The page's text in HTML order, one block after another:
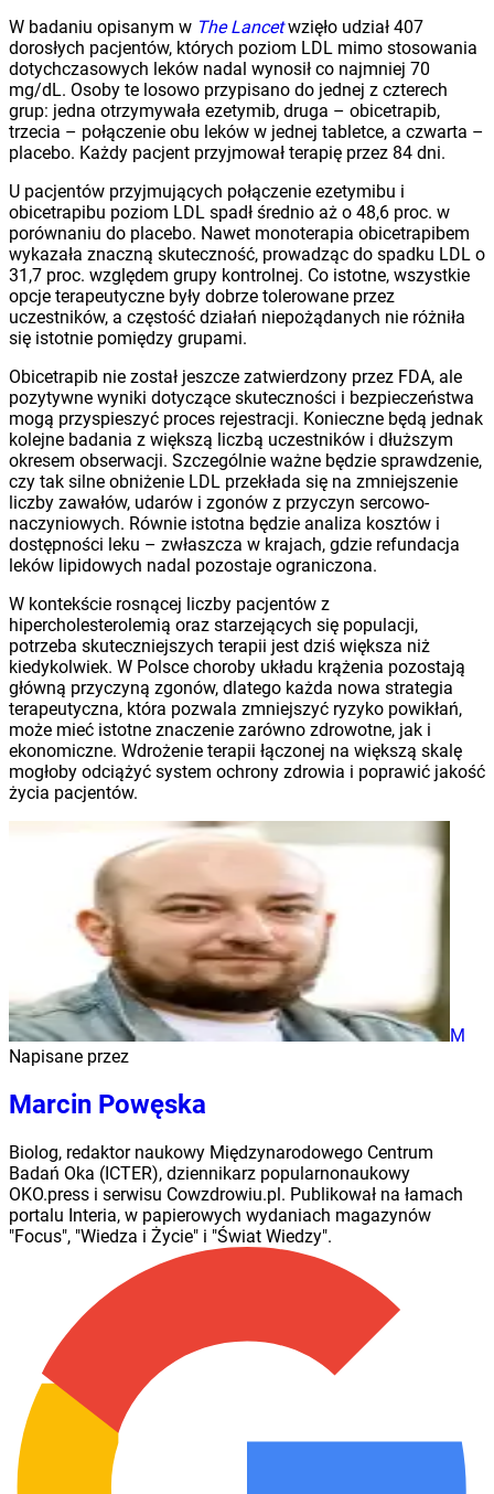
W badaniu opisanym w The Lancetwzięło udział 407
dorosłych pacjentów, których poziom LDL mimo stosowania
dotychczasowych leków nadal wynosił co najmniej 70
mg/dL. Osoby te losowo przypisano do jednej z czterech
grup: jedna otrzymywała ezetymib, druga – obicetrapib,
trzecia – połączenie obu leków w jednej tabletce, a czwarta –
placebo. Każdy pacjent przyjmował terapię przez 84 dni.
U pacjentów przyjmujących połączenie ezetymibu i
obicetrapibu poziom LDL spadł średnio aż o 48,6 proc. w
porównaniu do placebo. Nawet monoterapia obicetrapibem
wykazała znaczną skuteczność, prowadząc do spadku LDL o
31,7 proc. względem grupy kontrolnej. Co istotne, wszystkie
opcje terapeutyczne były dobrze tolerowane przez
uczestników, a częstość działań niepożądanych nie różniła
się istotnie pomiędzy grupami.
Obicetrapib nie został jeszcze zatwierdzony przez FDA, ale
pozytywne wyniki dotyczące skuteczności i bezpieczeństwa
mogą przyspieszyć proces rejestracji. Konieczne będą jednak
kolejne badania z większą liczbą uczestników i dłuższym
okresem obserwacji. Szczególnie ważne będzie sprawdzenie,
czy tak silne obniżenie LDL przekłada się na zmniejszenie
liczby zawałów, udarów i zgonów z przyczyn sercowo-
naczyniowych. Równie istotna będzie analiza kosztów i
dostępności leku – zwłaszcza w krajach, gdzie refundacja
leków lipidowych nadal pozostaje ograniczona.
W kontekście rosnącej liczby pacjentów z
hipercholesterolemią oraz starzejących się populacji,
potrzeba skuteczniejszych terapii jest dziś większa niż
kiedykolwiek. W Polsce choroby układu krążenia pozostają
główną przyczyną zgonów, dlatego każda nowa strategia
terapeutyczna, która pozwala zmniejszyć ryzyko powikłań,
może mieć istotne znaczenie zarówno zdrowotne, jak i
ekonomiczne. Wdrożenie terapii łączonej na większą skalę
mogłoby odciążyć system ochrony zdrowia i poprawić jakość
życia pacjentów.
M
Napisane przez
Marcin Powęska
Biolog, redaktor naukowy Międzynarodowego Centrum
Badań Oka (ICTER), dziennikarz popularnonaukowy
OKO.press i serwisu Cowzdrowiu.pl. Publikował na łamach
portalu Interia, w papierowych wydaniach magazynów
"Focus", "Wiedza i Życie" i "Świat Wiedzy".